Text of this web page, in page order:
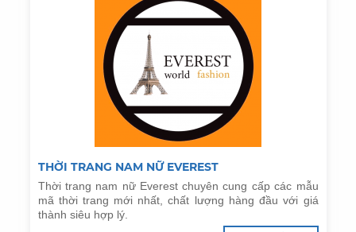
THỜI TRANG NAM NỮ EVEREST
Thời trang nam nữ Everest chuyên cung cấp các mẫu
mã thời trang mới nhất, chất lượng hàng đầu với giá
thành siêu hợp lý.